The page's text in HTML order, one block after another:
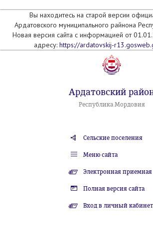
Вы находитесь на старой версии
Ардатовского муниципального райнона
Новая версия сайта с информацией от
адресу: https://ardatovskij-
Ардатовский
Республика Мордовия
Сельские поселения
Меню сайта
Электронная приемная
Полная версия сайта
Вход в личный кабинет